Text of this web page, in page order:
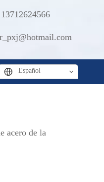
Español
acero de la